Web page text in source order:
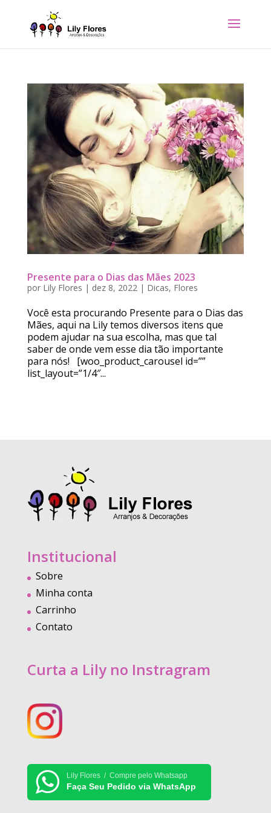
Presente para o Dias das Mães 2023
por Lily Flores | dez 8, 2022| Dicas, Flores
Você esta procurando Presente para o Dias das
Mães, aqui na Lily temos diversos itens que
podem ajudar na sua escolha, mas que tal
saber de onde vem esse dia tão importante
para nós! [woo_product_carousel id=””
list_layout=”1/4″...
Institucional
Sobre
Minha conta
Carrinho
Contato
Curta a Lily no Instragram
Lily Flores / Compre pelo Whatsapp
Faça Seu Pedido via WhatsApp